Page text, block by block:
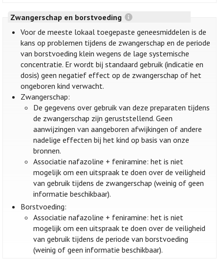
Zwangerschap en borstvoeding
Voor de meeste lokaal toegepaste geneesmiddelen is de
kans op problemen tijdens de zwangerschap en de periode
van borstvoeding klein wegens de lage systemische
concentratie. Er wordt bij standaard gebruik (indicatie en
dosis) geen negatief effect op de zwangerschap of het
ongeboren kind verwacht.
Zwangerschap:
De gegevens over gebruik van deze preparaten tijdens
de zwangerschap zijn geruststellend. Geen
aanwijzingen van aangeboren afwijkingen of andere
nadelige effecten bij het kind op basis van onze
bronnen.
Associatie nafazoline + feniramine: het is niet
mogelijk om een uitspraak te doen over de veiligheid
van gebruik tijdens de zwangerschap (weinig of geen
informatie beschikbaar).
Borstvoeding:
Associatie nafazoline + feniramine: het is niet
mogelijk om een uitspraak te doen over de veiligheid
van gebruik tijdens de periode van borstvoeding
(weinig of geen informatie beschikbaar).